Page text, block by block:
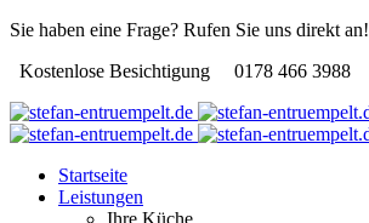
Sie haben eine Frage? Rufen Sie uns direkt an!
Kostenlose Besichtigung
0178 466 3988
Startseite
Leistungen
Ihre Küche